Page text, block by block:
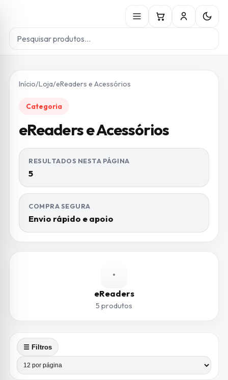
Início/Loja/eReaders e Acessórios
Categoria
eReaders e Acessórios
RESULTADOS NESTA PÁGINA
5
COMPRA SEGURA
Envio rápido e apoio
•
eReaders
5 produtos
☰ Filtros
Produtos por página
Número de colunas